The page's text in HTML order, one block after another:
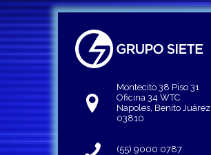
Montecito 38 Piso 31
Oficina 34 WTC
Napoles, Benito Juárez
03810
(55) 9000 0787